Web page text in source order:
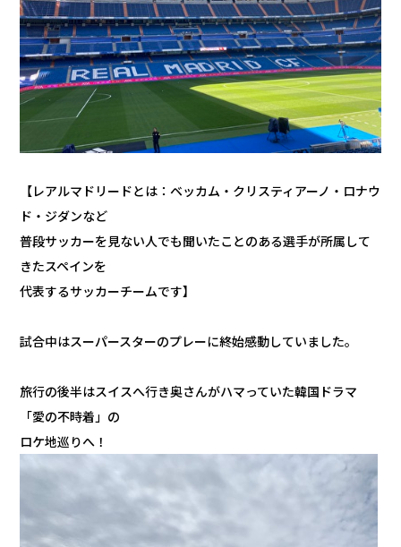
【レアルマドリードとは：ベッカム・クリスティアーノ・ロナウ
ド・ジダンなど
普段サッカーを見ない人でも聞いたことのある選手が所属して
きたスペインを
代表するサッカーチームです】
試合中はスーパースターのプレーに終始感動していました。
旅行の後半はスイスへ行き奥さんがハマっていた韓国ドラマ
「愛の不時着」の
ロケ地巡りへ！